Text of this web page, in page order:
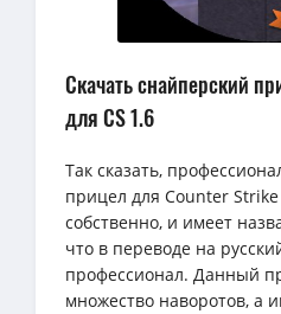
Скачать снайперский
для CS 1.6
Так сказать,
прицел для Counter
собственно, и имеет
что в переводе на
профессионал. Данный
множество наворотов, а